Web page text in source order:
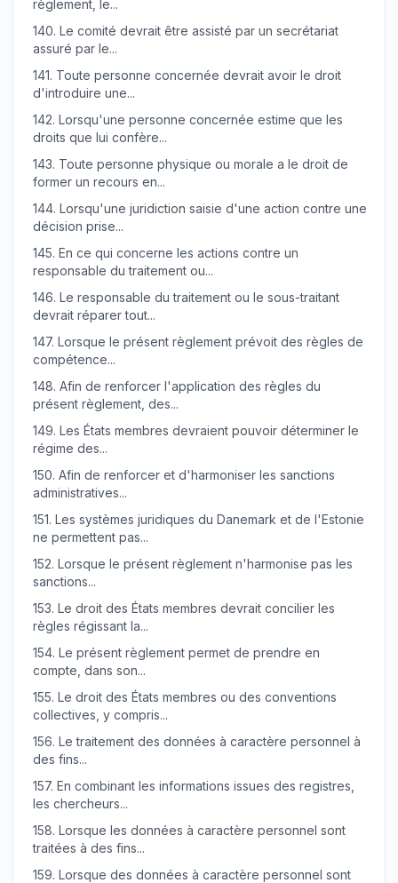
règlement, le...
140. Le comité devrait être assisté par un secrétariat
assuré par le...
141. Toute personne concernée devrait avoir le droit
d'introduire une...
142. Lorsqu'une personne concernée estime que les
droits que lui confère...
143. Toute personne physique ou morale a le droit de
former un recours en...
144. Lorsqu'une juridiction saisie d'une action contre une
décision prise...
145. En ce qui concerne les actions contre un
responsable du traitement ou...
146. Le responsable du traitement ou le sous-traitant
devrait réparer tout...
147. Lorsque le présent règlement prévoit des règles de
compétence...
148. Afin de renforcer l'application des règles du
présent règlement, des...
149. Les États membres devraient pouvoir déterminer le
régime des...
150. Afin de renforcer et d'harmoniser les sanctions
administratives...
151. Les systèmes juridiques du Danemark et de l'Estonie
ne permettent pas...
152. Lorsque le présent règlement n'harmonise pas les
sanctions...
153. Le droit des États membres devrait concilier les
règles régissant la...
154. Le présent règlement permet de prendre en
compte, dans son...
155. Le droit des États membres ou des conventions
collectives, y compris...
156. Le traitement des données à caractère personnel à
des fins...
157. En combinant les informations issues des registres,
les chercheurs...
158. Lorsque les données à caractère personnel sont
traitées à des fins...
159. Lorsque des données à caractère personnel sont